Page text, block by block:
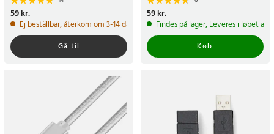
Pris:59 kr.
59 kr.
Ej beställbar, återkom om 3-14 dagar
Gå til
Pris:59 kr.
59 kr.
Findes på lager, Leveres i løbet af
Køb